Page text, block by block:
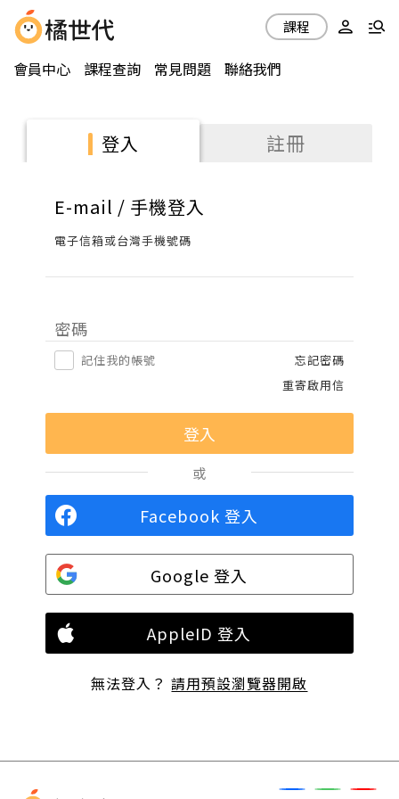
會員中心 課程查詢 常見問題 聯絡我們
課程
登入 註冊
E-mail / 手機登入
電子信箱或台灣手機號碼
密碼
記住我的帳號
忘記密碼
重寄啟用信
或
Facebook 登入
Google 登入
AppleID 登入
無法登入？請用預設瀏覽器開啟